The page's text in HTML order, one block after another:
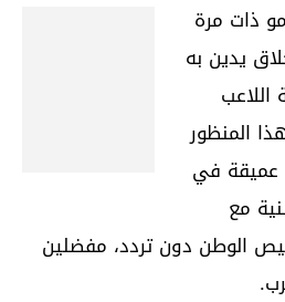
ذات مرة
يدين به
اللاعب
المنظور
عميقة في
مع
الوطن دون تردد، مفضلين